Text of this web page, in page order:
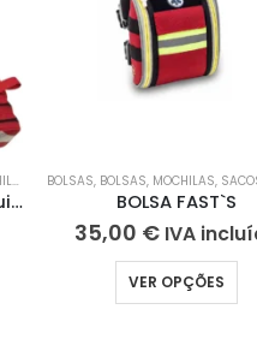
MOCHILAS PRIMEIROS SOCORROS,
Saco 1º Abordagem TF Equipment
BOLSAS, BOLSAS, MOCHILAS, SACOS
BOLSA FAST`S
35,00 € IVA
VER OPÇÕES